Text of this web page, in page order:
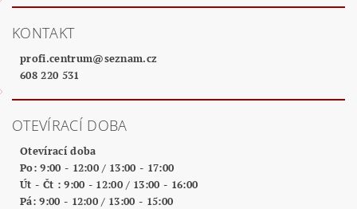
KONTAKT
profi.centrum@seznam.cz
608 220 531
OTEVÍRACÍ DOBA
Otevírací doba
Po: 9:00 - 12:00 / 13:00 - 17:00
Út - Čt : 9:00 - 12:00 / 13:00 - 16:00
Pá: 9:00 - 12:00 / 13:00 - 15:00